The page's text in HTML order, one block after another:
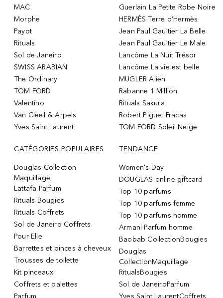
MAC
Morphe
Payot
Rituals
Sol de Janeiro
SWISS ARABIAN
The Ordinary
TOM FORD
Valentino
Van Cleef & Arpels
Yves Saint Laurent
Guerlain La Petite Robe Noire
HERMÈS Terre d’Hermès
Jean Paul Gaultier La Belle
Jean Paul Gaultier Le Male
Lancôme La Nuit Trésor
Lancôme La vie est belle
MUGLER Alien
Rabanne 1 Million
Rituals Sakura
Robert Piguet Fracas
TOM FORD Soleil Neige
CATÉGORIES POPULAIRES
Douglas Collection
Maquillage
Lattafa Parfum
Rituals Bougies
Rituals Coffrets
Sol de Janeiro Coffrets
Pour Elle
Barrettes et pinces à cheveux
Trousses de toilette
Kit pinceaux
Coffrets et palettes
Parfum
TENDANCE
Women's Day
DOUGLAS online giftcard
Top 10 parfums
Top 10 parfums femme
Top 10 parfums homme
Armani Parfum homme
Baobab CollectionBougies
Douglas
CollectionMaquillage
RitualsBougies
Sol de JaneiroParfum
Yves Saint LaurentCoffrets